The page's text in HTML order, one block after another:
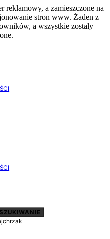
reklamowy, a zamieszczone na
stron www. Żaden z
a wszystkie zostały